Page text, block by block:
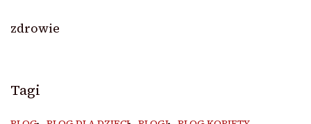
zdrowie
Tagi